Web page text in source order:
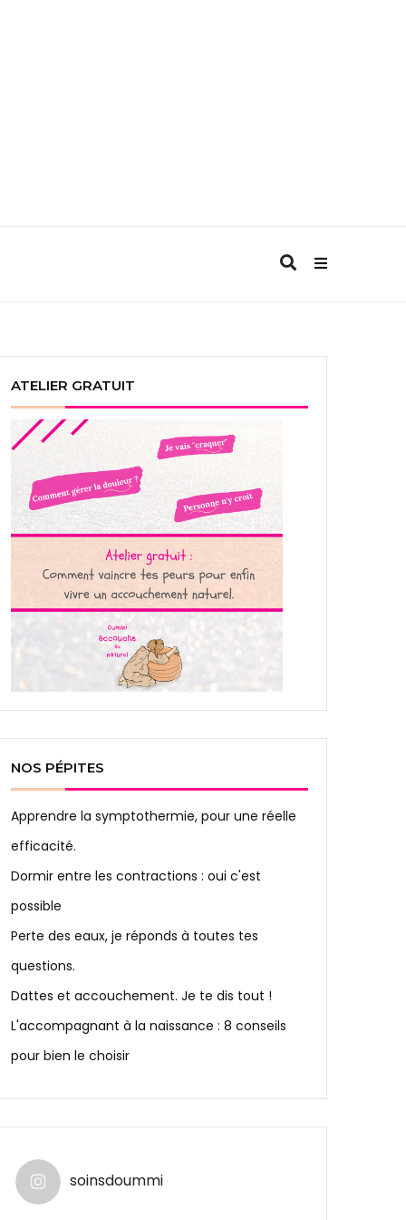
ATELIER GRATUIT
NOS PÉPITES
Apprendre la symptothermie, pour une réelle
efficacité.
Dormir entre les contractions : oui c'est
possible
Perte des eaux, je réponds à toutes tes
questions.
Dattes et accouchement. Je te dis tout !
L'accompagnant à la naissance : 8 conseils
pour bien le choisir
soinsdoummi